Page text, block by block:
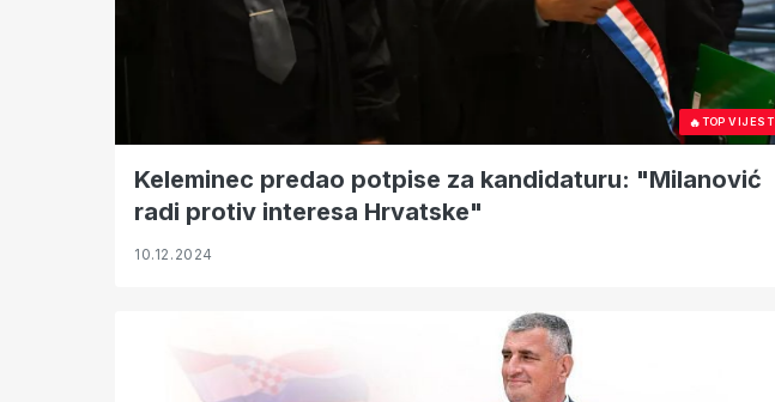
🔥TOP VIJEST
Keleminec predao potpise za kandidaturu: "Milanović
radi protiv interesa Hrvatske"
10.12.2024